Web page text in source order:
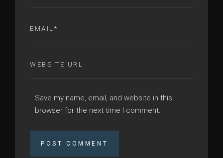
Save my name, email, and website in this
browser for the next time I comment.